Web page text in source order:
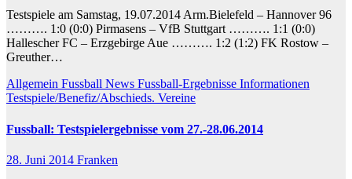
Testspiele am Samstag, 19.07.2014 Arm.Bielefeld – Hannover 96
………. 1:0 (0:0) Pirmasens – VfB Stuttgart ………. 1:1 (0:0)
Hallescher FC – Erzgebirge Aue ………. 1:2 (1:2) FK Rostow –
Greuther…
Allgemein Fussball News Fussball-Ergebnisse Informationen
Testspiele/Benefiz/Abschieds. Vereine
Fussball: Testspielergebnisse vom 27.-28.06.2014
28. Juni 2014 Franken